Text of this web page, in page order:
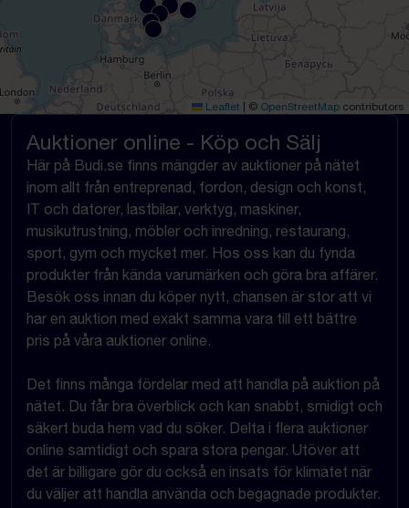
Leaflet © OpenStreetMap contributors
Auktioner online - Köp och Sälj
Här på Budi.se finns mängder av auktioner på nätet
inom allt från entreprenad, fordon, design och konst,
IT och datorer, lastbilar, verktyg, maskiner,
musikutrustning, möbler och inredning, restaurang,
sport, gym och mycket mer. Hos oss kan du fynda
produkter från kända varumärken och göra bra affärer.
Besök oss innan du köper nytt, chansen är stor att vi
har en auktion med exakt samma vara till ett bättre
pris på våra auktioner online.
Det finns många fördelar med att handla på auktion på
nätet. Du får bra överblick och kan snabbt, smidigt och
säkert buda hem vad du söker. Delta i flera auktioner
online samtidigt och spara stora pengar. Utöver att
det är billigare gör du också en insats för klimatet när
du väljer att handla använda och begagnade produkter.